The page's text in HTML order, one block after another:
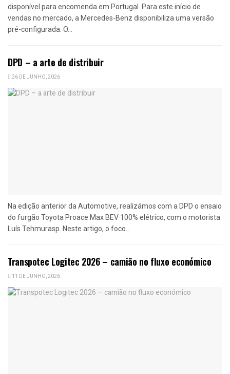
disponível para encomenda em Portugal. Para este início de
vendas no mercado, a Mercedes-Benz disponibiliza uma versão
pré-configurada. O...
DPD – a arte de distribuir
26 DE JUNHO, 2026
Na edição anterior da Automotive, realizámos com a DPD o ensaio
do furgão Toyota Proace Max BEV 100% elétrico, com o motorista
Luís Tehmurasp. Neste artigo, o foco...
Transpotec Logitec 2026 – camião no fluxo económico
11 DE JUNHO, 2026